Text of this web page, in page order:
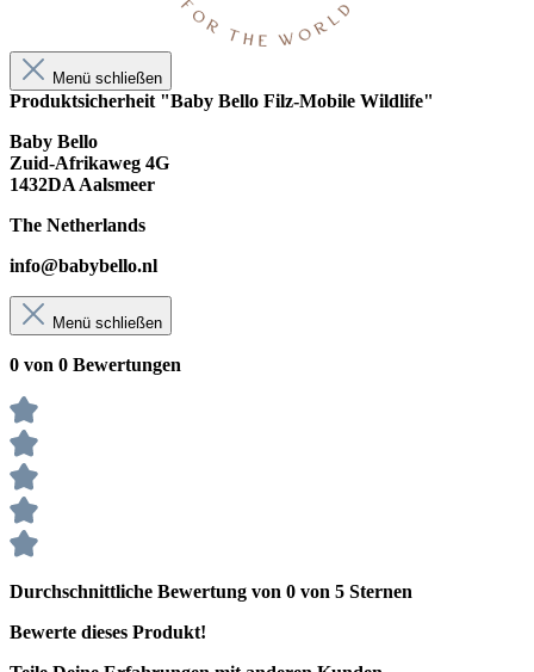
Menü schließen
Produktsicherheit "Baby Bello Filz-Mobile Wildlife"
Baby Bello
Zuid-Afrikaweg 4G
1432DA Aalsmeer
The Netherlands
info@babybello.nl
Menü schließen
0 von 0 Bewertungen
Durchschnittliche Bewertung von 0 von 5 Sternen
Bewerte dieses Produkt!